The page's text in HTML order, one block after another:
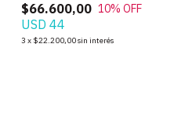
$66.600,00 10% OFF
USD 44
3 x $22.200,00sin interés